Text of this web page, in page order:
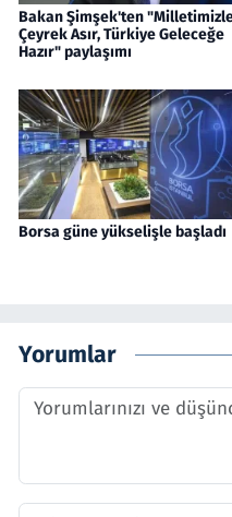
Bakan Şimşek'ten
Çeyrek Asır, Türkiye Geleceğe
Hazır" paylaşımı
Borsa güne yükselişle başladı
Yorumlar